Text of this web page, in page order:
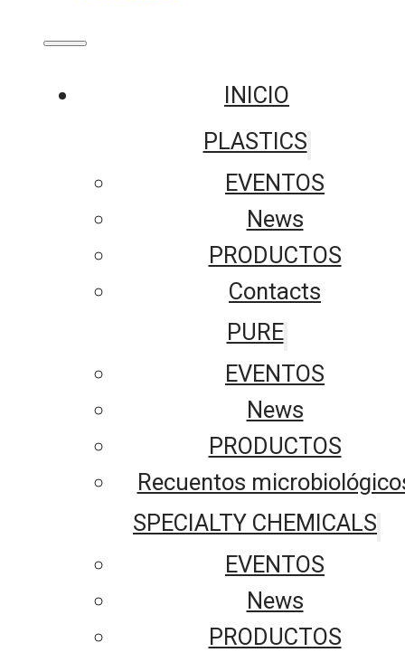
INICIO
PLASTICS
EVENTOS
News
PRODUCTOS
Contacts
PURE
EVENTOS
News
PRODUCTOS
Recuentos
SPECIALTY CHEMICALS
EVENTOS
News
PRODUCTOS